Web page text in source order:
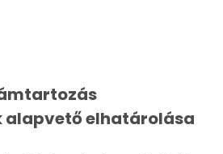
alapvető elhatárolása